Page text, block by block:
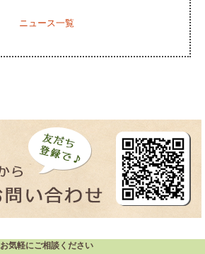
ニュース一覧
お気軽にご相談ください